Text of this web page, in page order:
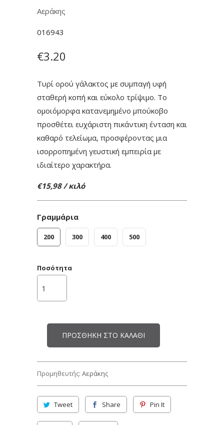
Αεράκης
016943
€3.20
Τυρί ορού γάλακτος με συμπαγή υφή
σταθερή κοπή και εύκολο τρίψιμο. Το
ομοιόμορφα κατανεμημένο μπούκοβο
προσθέτει ευχάριστη πικάντικη ένταση και
καθαρό τελείωμα, προσφέροντας μια
ισορροπημένη γευστική εμπειρία με
ιδιαίτερο χαρακτήρα.
€15,98 / κιλό
Γραμμάρια
200 300 400 500
Ποσότητα
ΠΡΟΣΘΉΚΗ ΣΤΟ ΚΑΛΆΘΙ
Προμηθευτής: Αεράκης
Tweet Share Pin It